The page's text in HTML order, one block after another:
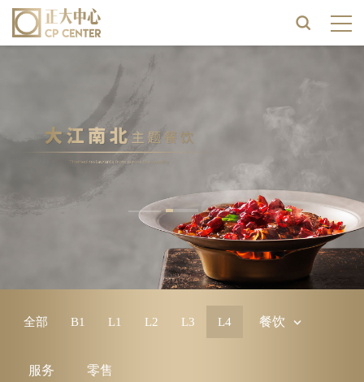
全部 B1 L1 L2 L3 L4 餐饮
服务 零售